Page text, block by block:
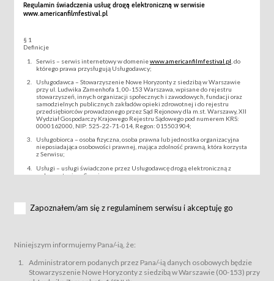
Regulamin świadczenia usług drogą elektroniczną w serwisie
www.americanfilmfestival.pl
§ 1
Definicje
Serwis – serwis internetowy w domeniewww.americanfilmfestival.pl , do
którego prawa przysługują Usługodawcy;
Usługodawca – Stowarzyszenie Nowe Horyzonty z siedzibą w Warszawie
przy ul. Ludwika Zamenhofa 1, 00-153 Warszawa, wpisane do rejestru
stowarzyszeń, innych organizacji społecznych i zawodowych, fundacji oraz
samodzielnych publicznych zakładów opieki zdrowotnej i do rejestru
przedsiębiorców prowadzonego przez Sąd Rejonowy dla m.st. Warszawy, XII
Wydział Gospodarczy Krajowego Rejestru Sądowego pod numerem KRS:
0000162000, NIP: 525-22-71-014, Regon: 015503904;
Usługobiorca – osoba fizyczna, osoba prawna lub jednostka organizacyjna
nieposiadająca osobowości prawnej, mająca zdolność prawną, która korzysta
z Serwisu;
Usługi – usługi świadczone przez Usługodawcę drogą elektroniczną z
wykorzystaniem Serwisu;
za pośrednictwem Serwisu;
podmiotom z branży mediów i filmowej (Akredytacje);
Bilety – wybrane dokumenty potwierdzające zawarcie umowy z
Usługodawcą i uprawniające do wzięcia udziału w Wydarzeniu,
przewidziane przez Usługodawcę dla danego Wydarzenia, tj. uprawniające
Zapoznałem/am się z regulaminem serwisu i akceptuję go
Niniejszym informujemy Pana/-ią, że:
Administratorem podanych przez Pana/-ią danych osobowych będzie
Stowarzyszenie Nowe Horyzonty z siedzibą w Warszawie (00-153) przy